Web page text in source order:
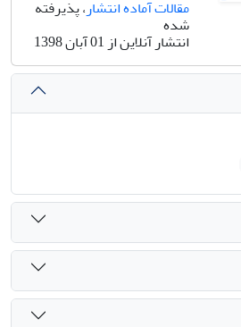
مقالات آماده انتشار، پذیرفته
شده
انتشار آنلاین از 01 آبان 1398